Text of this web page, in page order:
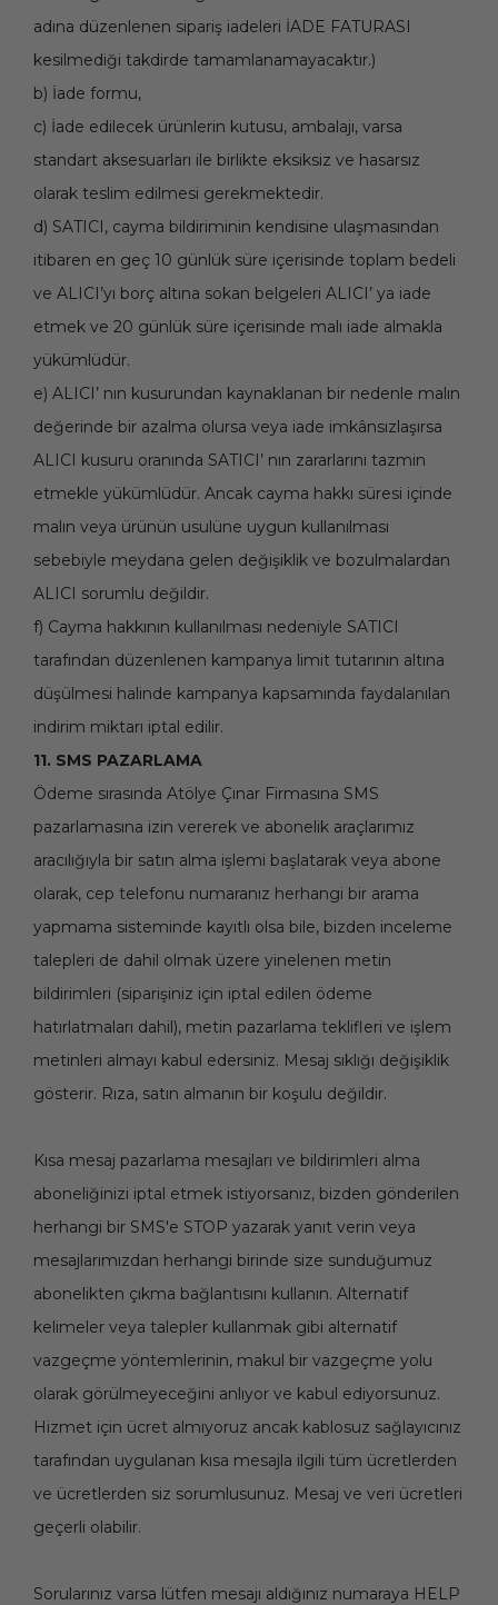
adına düzenlenen sipariş iadeleri İADE FATURASI
kesilmediği takdirde tamamlanamayacaktır.)
b) İade formu,
c) İade edilecek ürünlerin kutusu, ambalajı, varsa
standart aksesuarları ile birlikte eksiksiz ve hasarsız
olarak teslim edilmesi gerekmektedir.
d) SATICI, cayma bildiriminin kendisine ulaşmasından
itibaren en geç 10 günlük süre içerisinde toplam bedeli
ve ALICI’yı borç altına sokan belgeleri ALICI’ ya iade
etmek ve 20 günlük süre içerisinde malı iade almakla
yükümlüdür.
e) ALICI’ nın kusurundan kaynaklanan bir nedenle malın
değerinde bir azalma olursa veya iade imkânsızlaşırsa
ALICI kusuru oranında SATICI’ nın zararlarını tazmin
etmekle yükümlüdür. Ancak cayma hakkı süresi içinde
malın veya ürünün usulüne uygun kullanılması
sebebiyle meydana gelen değişiklik ve bozulmalardan
ALICI sorumlu değildir.
f) Cayma hakkının kullanılması nedeniyle SATICI
tarafından düzenlenen kampanya limit tutarının altına
düşülmesi halinde kampanya kapsamında faydalanılan
indirim miktarı iptal edilir.
11. SMS PAZARLAMA
Ödeme sırasında Atölye Çınar Firmasına SMS
pazarlamasına izin vererek ve abonelik araçlarımız
aracılığıyla bir satın alma işlemi başlatarak veya abone
olarak, cep telefonu numaranız herhangi bir arama
yapmama sisteminde kayıtlı olsa bile, bizden inceleme
talepleri de dahil olmak üzere yinelenen metin
bildirimleri (siparişiniz için iptal edilen ödeme
hatırlatmaları dahil), metin pazarlama teklifleri ve işlem
metinleri almayı kabul edersiniz. Mesaj sıklığı değişiklik
gösterir. Rıza, satın almanın bir koşulu değildir.
Kısa mesaj pazarlama mesajları ve bildirimleri alma
aboneliğinizi iptal etmek istiyorsanız, bizden gönderilen
herhangi bir SMS'e STOP yazarak yanıt verin veya
mesajlarımızdan herhangi birinde size sunduğumuz
abonelikten çıkma bağlantısını kullanın. Alternatif
kelimeler veya talepler kullanmak gibi alternatif
vazgeçme yöntemlerinin, makul bir vazgeçme yolu
olarak görülmeyeceğini anlıyor ve kabul ediyorsunuz.
Hizmet için ücret almıyoruz ancak kablosuz sağlayıcınız
tarafından uygulanan kısa mesajla ilgili tüm ücretlerden
ve ücretlerden siz sorumlusunuz. Mesaj ve veri ücretleri
geçerli olabilir.
Sorularınız varsa lütfen mesajı aldığınız numaraya HELP